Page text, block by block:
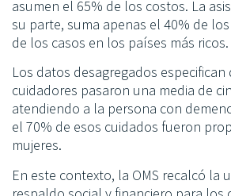
asumen el 65% de los costos. La
su parte, suma apenas el 40% de
de los casos en los países más ricos.
Los datos desagregados especifican
cuidadores pasaron una media de
atendiendo a la persona con
el 70% de esos cuidados fueron
mujeres.
En este contexto, la OMS recalcó la